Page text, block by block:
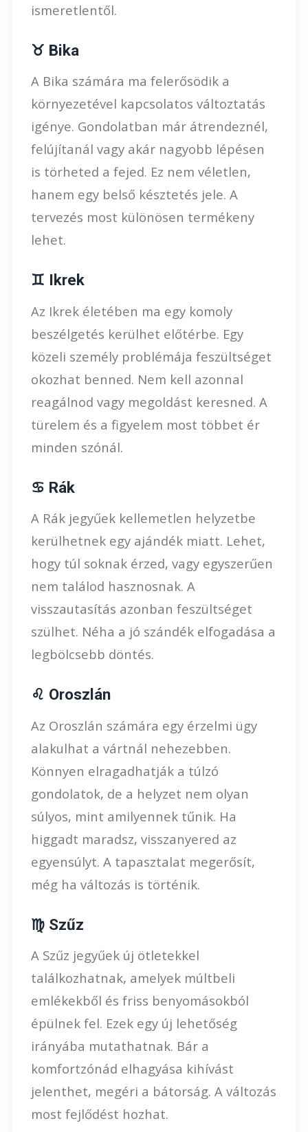
ismeretlentől.
♉ Bika
A Bika számára ma felerősödik a
környezetével kapcsolatos változtatás
igénye. Gondolatban már átrendeznél,
felújítanál vagy akár nagyobb lépésen
is törheted a fejed. Ez nem véletlen,
hanem egy belső késztetés jele. A
tervezés most különösen termékeny
lehet.
♊ Ikrek
Az Ikrek életében ma egy komoly
beszélgetés kerülhet előtérbe. Egy
közeli személy problémája feszültséget
okozhat benned. Nem kell azonnal
reagálnod vagy megoldást keresned. A
türelem és a figyelem most többet ér
minden szónál.
♋ Rák
A Rák jegyűek kellemetlen helyzetbe
kerülhetnek egy ajándék miatt. Lehet,
hogy túl soknak érzed, vagy egyszerűen
nem találod hasznosnak. A
visszautasítás azonban feszültséget
szülhet. Néha a jó szándék elfogadása a
legbölcsebb döntés.
♌ Oroszlán
Az Oroszlán számára egy érzelmi ügy
alakulhat a vártnál nehezebben.
Könnyen elragadhatják a túlzó
gondolatok, de a helyzet nem olyan
súlyos, mint amilyennek tűnik. Ha
higgadt maradsz, visszanyered az
egyensúlyt. A tapasztalat megerősít,
még ha változás is történik.
♍ Szűz
A Szűz jegyűek új ötletekkel
találkozhatnak, amelyek múltbeli
emlékekből és friss benyomásokból
épülnek fel. Ezek egy új lehetőség
irányába mutathatnak. Bár a
komfortzónád elhagyása kihívást
jelenthet, megéri a bátorság. A változás
most fejlődést hozhat.